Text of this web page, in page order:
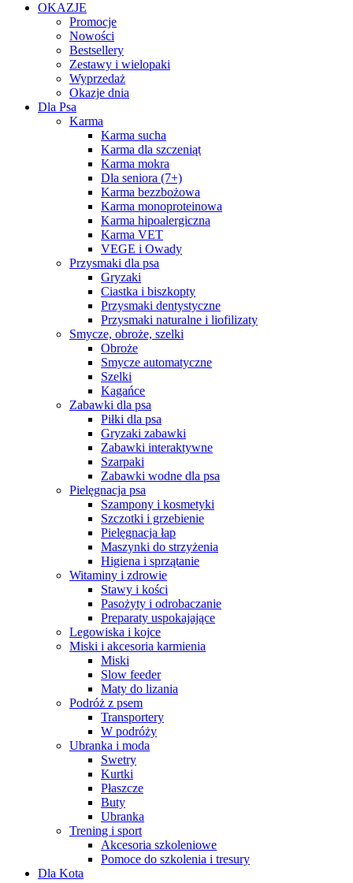
OKAZJE
Promocje
Nowości
Bestsellery
Zestawy i wielopaki
Wyprzedaż
Okazje dnia
Dla Psa
Karma
Karma sucha
Karma dla szczeniąt
Karma mokra
Dla seniora (7+)
Karma bezzbożowa
Karma monoproteinowa
Karma hipoalergiczna
Karma VET
VEGE i Owady
Przysmaki dla psa
Gryzaki
Ciastka i biszkopty
Przysmaki dentystyczne
Przysmaki naturalne i liofilizaty
Smycze, obroże, szelki
Obroże
Smycze automatyczne
Szelki
Kagańce
Zabawki dla psa
Piłki dla psa
Gryzaki zabawki
Zabawki interaktywne
Szarpaki
Zabawki wodne dla psa
Pielęgnacja psa
Szampony i kosmetyki
Szczotki i grzebienie
Pielęgnacja łap
Maszynki do strzyżenia
Higiena i sprzątanie
Witaminy i zdrowie
Stawy i kości
Pasożyty i odrobaczanie
Preparaty uspokajające
Legowiska i kojce
Miski i akcesoria karmienia
Miski
Slow feeder
Maty do lizania
Podróż z psem
Transportery
W podróży
Ubranka i moda
Swetry
Kurtki
Płaszcze
Buty
Ubranka
Trening i sport
Akcesoria szkoleniowe
Pomoce do szkolenia i tresury
Dla Kota